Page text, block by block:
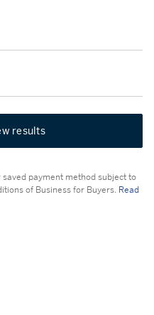
results
payment method subject to
of Business for Buyers. Read